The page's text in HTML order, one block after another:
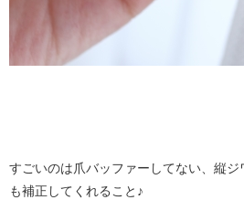
すごいのは爪バッファーしてない、縦
も補正してくれること♪